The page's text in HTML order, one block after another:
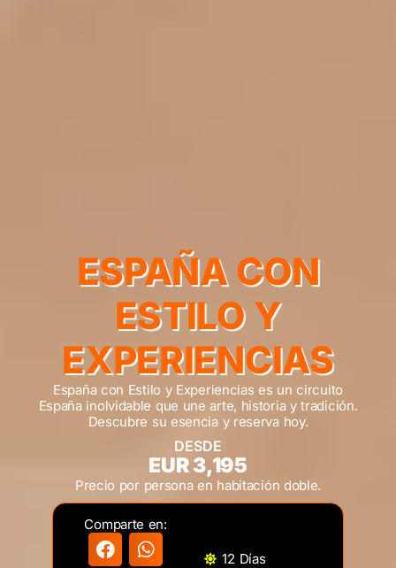
ESPAÑA CON
ESTILO Y
EXPERIENCIAS
España con Estilo y Experiencias es un circuito
España inolvidable que une arte, historia y tradición.
Descubre su esencia y reserva hoy.
DESDE
EUR 3,195
Precio por persona en habitación doble.
Comparte en:
12 Días